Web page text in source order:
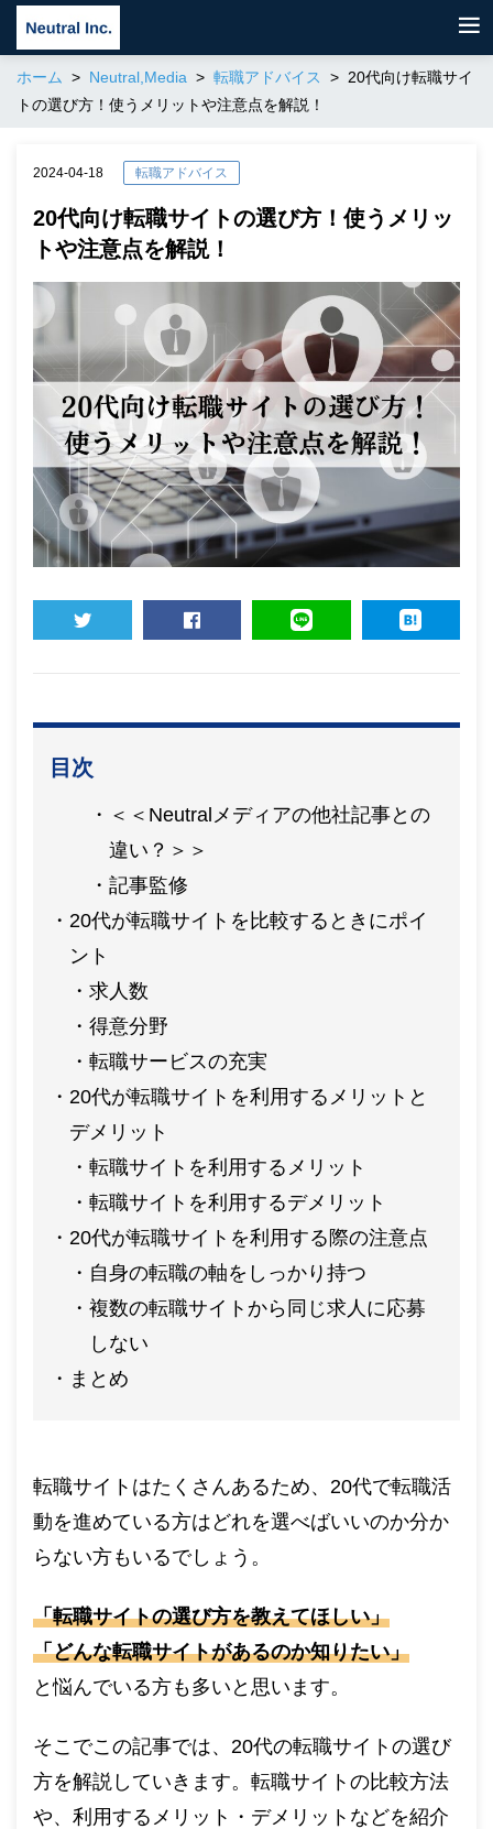
ホーム Neutral,Media 転職アドバイス
20代向け転職サイ
トの選び方！使うメリットや注意点を解説！
2024-04-18 転職アドバイス
20代向け転職サイトの選び方！使うメリッ
トや注意点を解説！
目次
＜＜Neutralメディアの他社記事との
違い？＞＞
記事監修
20代が転職サイトを比較するときにポイ
ント
求人数
得意分野
転職サービスの充実
20代が転職サイトを利用するメリットと
デメリット
転職サイトを利用するメリット
転職サイトを利用するデメリット
20代が転職サイトを利用する際の注意点
自身の転職の軸をしっかり持つ
複数の転職サイトから同じ求人に応募
しない
まとめ
転職サイトはたくさんあるため、20代で転職活
動を進めている方はどれを選べばいいのか分か
らない方もいるでしょう。
「転職サイトの選び方を教えてほしい」
「どんな転職サイトがあるのか知りたい」
と悩んでいる方も多いと思います。
そこでこの記事では、20代の転職サイトの選び
方を解説していきます。転職サイトの比較方法
や、利用するメリット・デメリットなどを紹介